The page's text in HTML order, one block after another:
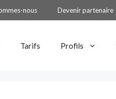
nous Devenir partenaire
Tarifs Profils